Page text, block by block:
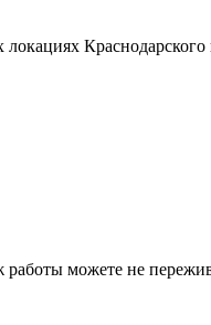
можете не